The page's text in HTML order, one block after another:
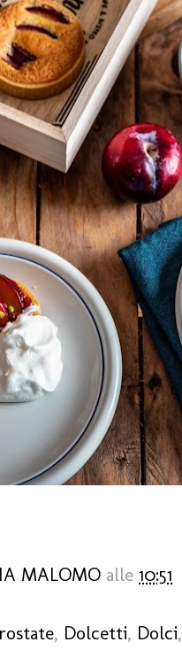
MALOMO alle 10:51
, Dolcetti, Dolci